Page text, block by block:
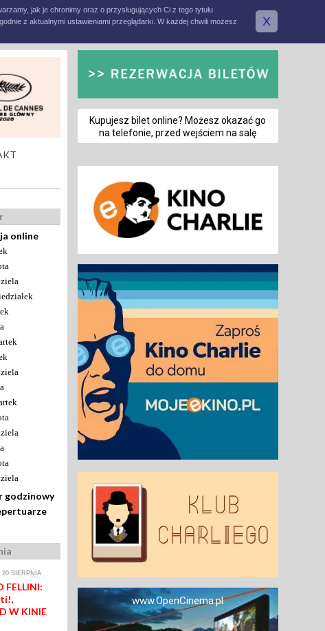
jak je chronimy oraz o przysługujących Ci z tego tytułu
z aktualnymi ustawieniami przeglądarki. W każdej chwili możesz
X
online
godzinowy
20 SIERPNIA
FELLINI:
W KINIE
Kupujesz bilet online? Możesz okazać go
na telefonie, przed wejściem na salę
www.OpenCinema.pl